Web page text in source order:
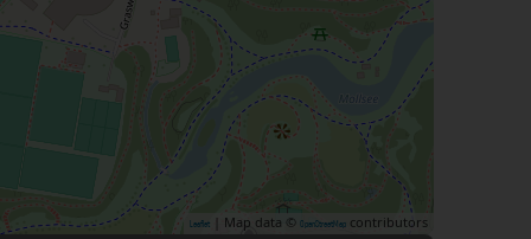
Leaflet | Map data © OpenStreetMap contributors